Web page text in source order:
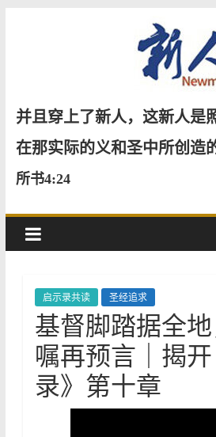
新
人
并且穿上了新人，这新人是
在那实际的义和圣中所创造
所书4:24
启示录共读 圣经追求
基督脚踏据全
嘱再预言｜揭
录》第十章